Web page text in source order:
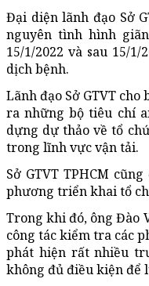
Đại diện lãnh đạo Sở
nguyên tình hình
15/1/2022 và sau 15/
dịch bệnh.
Lãnh đạo Sở GTVT
ra những bộ tiêu chí
dựng dự thảo về tổ
trong lĩnh vực vận tải.
Sở GTVT TPHCM
phương triển khai tổ
Trong khi đó, ông Đào
công tác kiểm tra các
phát hiện rất nhiều
không đủ điều kiện để